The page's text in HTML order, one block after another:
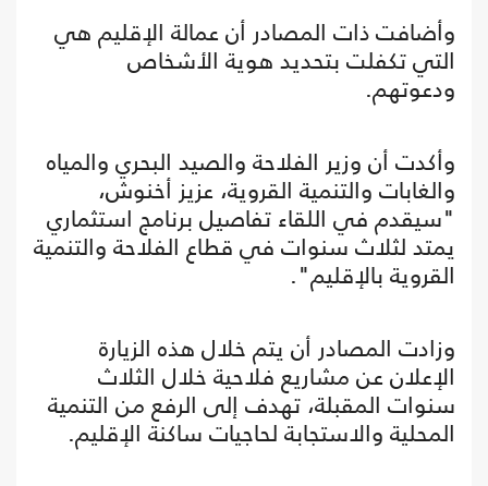
وأضافت ذات المصادر أن عمالة الإقليم هي
التي تكفلت بتحديد هوية الأشخاص
ودعوتهم.
وأكدت أن وزير الفلاحة والصيد البحري والمياه
والغابات والتنمية القروية، عزيز أخنوش،
"سيقدم في اللقاء تفاصيل برنامج استثماري
يمتد لثلاث سنوات في قطاع الفلاحة والتنمية
القروية بالإقليم".
وزادت المصادر أن يتم خلال هذه الزيارة
الإعلان عن مشاريع فلاحية خلال الثلاث
سنوات المقبلة، تهدف إلى الرفع من التنمية
المحلية والاستجابة لحاجيات ساكنة الإقليم.